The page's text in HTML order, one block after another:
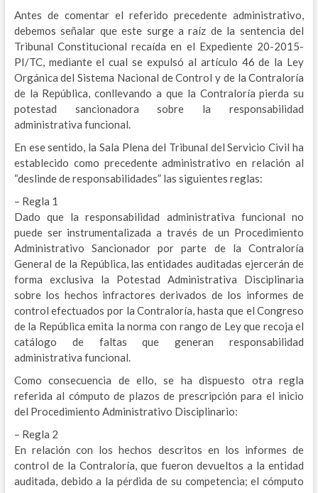
Antes de comentar el referido precedente administrativo,
debemos señalar que este surge a raíz de la sentencia del
Tribunal Constitucional recaída en el Expediente 20-2015-
PI/TC, mediante el cual se expulsó al artículo 46 de la Ley
Orgánica del Sistema Nacional de Control y de la Contraloría
de la República, conllevando a que la Contraloría pierda su
potestad sancionadora sobre la responsabilidad
administrativa funcional.
En ese sentido, la Sala Plena del Tribunal del Servicio Civil ha
establecido como precedente administrativo en relación al
“deslinde de responsabilidades” las siguientes reglas:
– Regla 1
Dado que la responsabilidad administrativa funcional no
puede ser instrumentalizada a través de un Procedimiento
Administrativo Sancionador por parte de la Contraloría
General de la República, las entidades auditadas ejercerán de
forma exclusiva la Potestad Administrativa Disciplinaria
sobre los hechos infractores derivados de los informes de
control efectuados por la Contraloría, hasta que el Congreso
de la República emita la norma con rango de Ley que recoja el
catálogo de faltas que generan responsabilidad
administrativa funcional.
Como consecuencia de ello, se ha dispuesto otra regla
referida al cómputo de plazos de prescripción para el inicio
del Procedimiento Administrativo Disciplinario:
– Regla 2
En relación con los hechos descritos en los informes de
control de la Contraloría, que fueron devueltos a la entidad
auditada, debido a la pérdida de su competencia; el cómputo